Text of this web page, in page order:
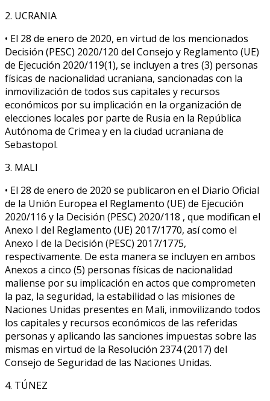
2. UCRANIA
• El 28 de enero de 2020, en virtud de los mencionados
Decisión (PESC) 2020/120 del Consejo y Reglamento (UE)
de Ejecución 2020/119(1), se incluyen a tres (3) personas
físicas de nacionalidad ucraniana, sancionadas con la
inmovilización de todos sus capitales y recursos
económicos por su implicación en la organización de
elecciones locales por parte de Rusia en la República
Autónoma de Crimea y en la ciudad ucraniana de
Sebastopol.
3. MALI
• El 28 de enero de 2020 se publicaron en el Diario Oficial
de la Unión Europea el Reglamento (UE) de Ejecución
2020/116 y la Decisión (PESC) 2020/118 , que modifican el
Anexo I del Reglamento (UE) 2017/1770, así como el
Anexo I de la Decisión (PESC) 2017/1775,
respectivamente. De esta manera se incluyen en ambos
Anexos a cinco (5) personas físicas de nacionalidad
maliense por su implicación en actos que comprometen
la paz, la seguridad, la estabilidad o las misiones de
Naciones Unidas presentes en Mali, inmovilizando todos
los capitales y recursos económicos de las referidas
personas y aplicando las sanciones impuestas sobre las
mismas en virtud de la Resolución 2374 (2017) del
Consejo de Seguridad de las Naciones Unidas.
4. TÚNEZ